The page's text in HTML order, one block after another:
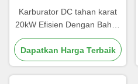
Karburator DC tahan karat
20kW Efisien Dengan Bahan
Alloy Aluminium Kekuatan
Tinggi
Dapatkan Harga Terbaik